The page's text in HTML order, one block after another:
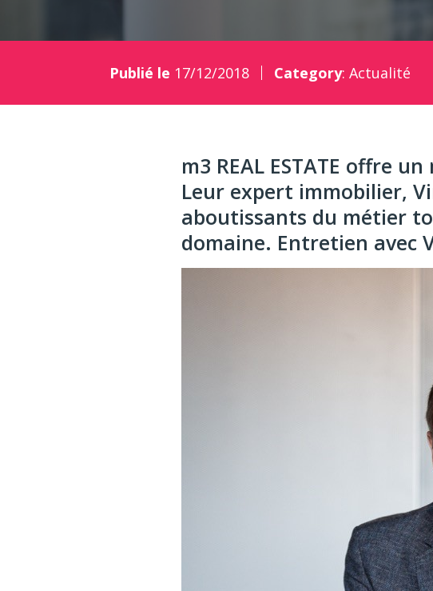
Publié le 17/12/2018 Category: Actualité
m3 REAL ESTATE offre
Leur expert immobilier,
aboutissants du métier
domaine. Entretien avec